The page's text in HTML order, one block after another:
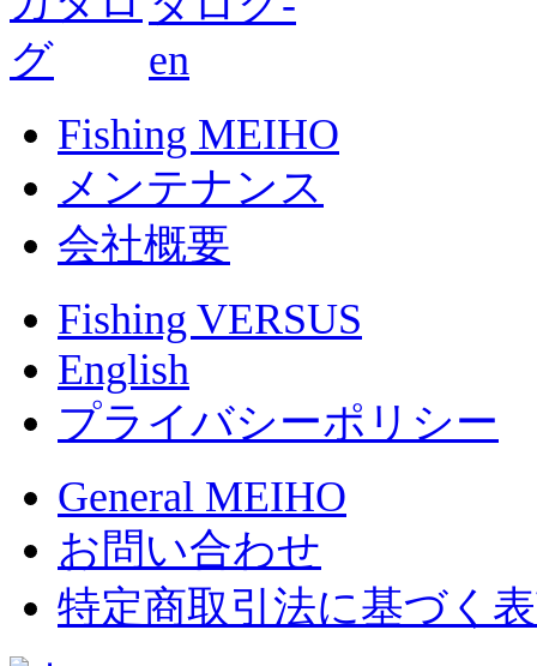
Fishing MEIHO
メンテナンス
会社概要
Fishing VERSUS
English
プライバシーポリシー
General MEIHO
お問い合わせ
特定商取引法に基づく